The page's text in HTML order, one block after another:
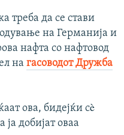
треба да се стави
на Германија и
нафта со нафтовод
на гасоводот Дружба
ова, бидејќи сè
добијат оваа